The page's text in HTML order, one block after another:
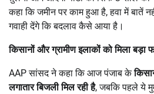
कहा कि जमीन पर काम हुआ है, हवा में बातें
गवाही देंगे कि बदलाव कैसे आया है।
किसानों और ग्रामीण इलाकों को मिला बड़ा
AAP सांसद ने कहा कि आज पंजाब के
लगातार बिजली मिल रही है, जबकि पहले ये